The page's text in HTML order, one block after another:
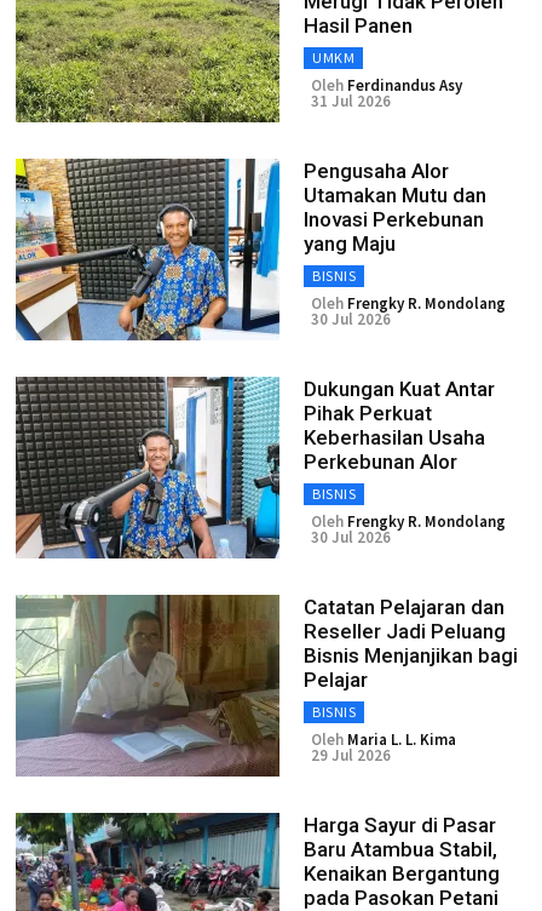
Hasil Panen
UMKM
Oleh Ferdinandus Asy
31 Jul 2026
Pengusaha Alor
Utamakan Mutu dan
Inovasi Perkebunan
yang Maju
BISNIS
Oleh Frengky R. Mondolang
30 Jul 2026
Dukungan Kuat Antar
Pihak Perkuat
Keberhasilan Usaha
Perkebunan Alor
BISNIS
Oleh Frengky R. Mondolang
30 Jul 2026
Catatan Pelajaran dan
Reseller Jadi Peluang
Bisnis Menjanjikan bagi
Pelajar
BISNIS
Oleh Maria L. L. Kima
29 Jul 2026
Harga Sayur di Pasar
Baru Atambua Stabil,
Kenaikan Bergantung
pada Pasokan Petani